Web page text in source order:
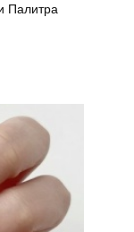
Палитра